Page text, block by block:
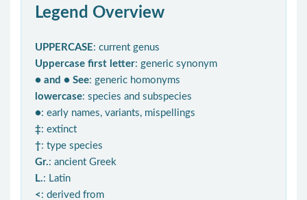
Legend Overview
UPPERCASE: current genus
Uppercase first letter: generic synonym
● and ● See: generic homonyms
lowercase: species and subspecies
●: early names, variants, mispellings
‡: extinct
†: type species
Gr.: ancient Greek
L.: Latin
< : derived from